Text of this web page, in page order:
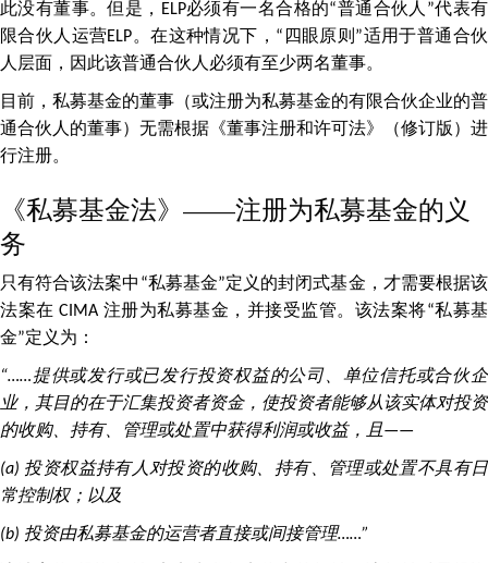
此没有董事。但是，ELP必须有一名合格的“普通合伙人”代表有
限合伙人运营ELP。在这种情况下，“四眼原则”适用于普通合伙
人层面，因此该普通合伙人必须有至少两名董事。
目前，私募基金的董事（或注册为私募基金的有限合伙企业的普
通合伙人的董事）无需根据《董事注册和许可法》（修订版）进
行注册。
《私募基金法》——注册为私募基金的义
务
只有符合该法案中“私募基金”定义的封闭式基金，才需要根据该
法案在 CIMA 注册为私募基金，并接受监管。该法案将“私募基
金”定义为：
“……提供或发行或已发行投资权益的公司、单位信托或合伙企
业，其目的在于汇集投资者资金，使投资者能够从该实体对投资
的收购、持有、管理或处置中获得利润或收益，且——
(a) 投资权益持有人对投资的收购、持有、管理或处置不具有日
常控制权；以及
(b) 投资由私募基金的运营者直接或间接管理……”